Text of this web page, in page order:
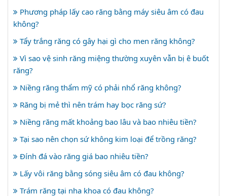
Phương pháp lấy cao răng bằng máy siêu âm có đau
không?
Tẩy trắng răng có gây hại gì cho men răng không?
Vì sao vệ sinh răng miệng thường xuyên vẫn bị ê buốt
răng?
Niềng răng thẩm mỹ có phải nhổ răng không?
Răng bị mẻ thì nên trám hay bọc răng sứ?
Niềng răng mất khoảng bao lâu và bao nhiêu tiền?
Tại sao nên chọn sứ không kim loại để trồng răng?
Đính đá vào răng giá bao nhiêu tiền?
Lấy vôi răng bằng sóng siêu âm có đau không?
Trám răng tại nha khoa có đau không?